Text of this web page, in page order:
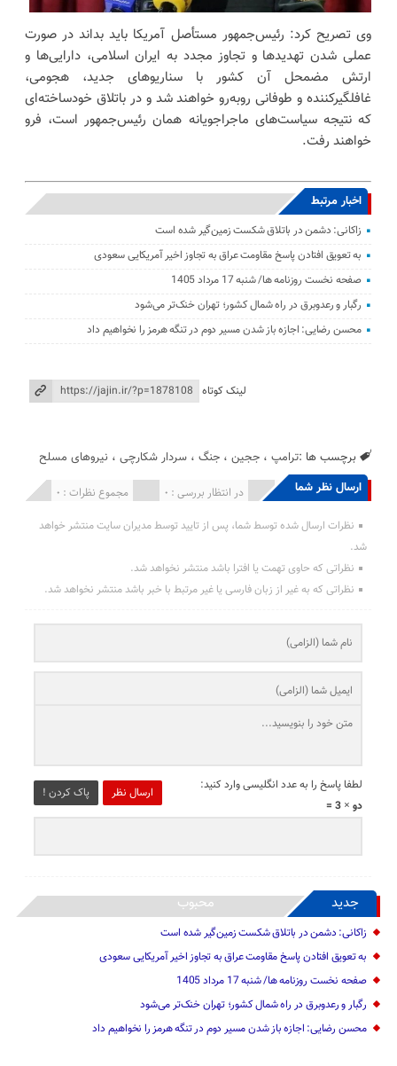
وی تصریح کرد: رئیس‌جمهور مستأصل آمریکا باید بداند در صورت
عملی شدن تهدیدها و تجاوز مجدد به ایران اسلامی، دارایی‌ها و
ارتش مضمحل آن کشور با سناریوهای جدید، هجومی،
غافلگیرکننده و طوفانی روبه‌رو خواهند شد و در باتلاق خودساخته‌ای
که نتیجه سیاست‌های ماجراجویانه همان رئیس‌جمهور است، فرو
خواهند رفت.
اخبار مرتبط
زاکانی: دشمن در باتلاق شکست زمین‌گیر شده است
به تعویق افتادن پاسخ مقاومت عراق به تجاوز اخیر آمریکایی سعودی
صفحه نخست روزنامه ها/ شنبه 17 مرداد 1405
رگبار و رعدوبرق در راه شمال کشور؛ تهران خنک‌تر می‌شود
محسن رضایی: اجازه باز شدن مسیر دوم در تنگه هرمز را نخواهیم داد
لینک کوتاه
برچسب ها :ترامپ ،ججین ،جنگ ،سردار شکارچی ، نیروهای مسلح
ارسال نظر شما مجموع نظرات : 0 در انتظار بررسی : 0 انتشار یافته : 0
نظرات ارسال شده توسط شما، پس از تایید توسط مدیران سایت منتشر خواهد
شد.
نظراتی که حاوی تهمت یا افترا باشد منتشر نخواهد شد.
نظراتی که به غیر از زبان فارسی یا غیر مرتبط با خبر باشد منتشر نخواهد شد.
ارسال نظر پاک کردن !
لطفا پاسخ را به عدد انگلیسی وارد کنید:
دو × 3 =
جدید محبوب
زاکانی: دشمن در باتلاق شکست زمین‌گیر شده است
به تعویق افتادن پاسخ مقاومت عراق به تجاوز اخیر آمریکایی سعودی
صفحه نخست روزنامه ها/ شنبه 17 مرداد 1405
رگبار و رعدوبرق در راه شمال کشور؛ تهران خنک‌تر می‌شود
محسن رضایی: اجازه باز شدن مسیر دوم در تنگه هرمز را نخواهیم داد